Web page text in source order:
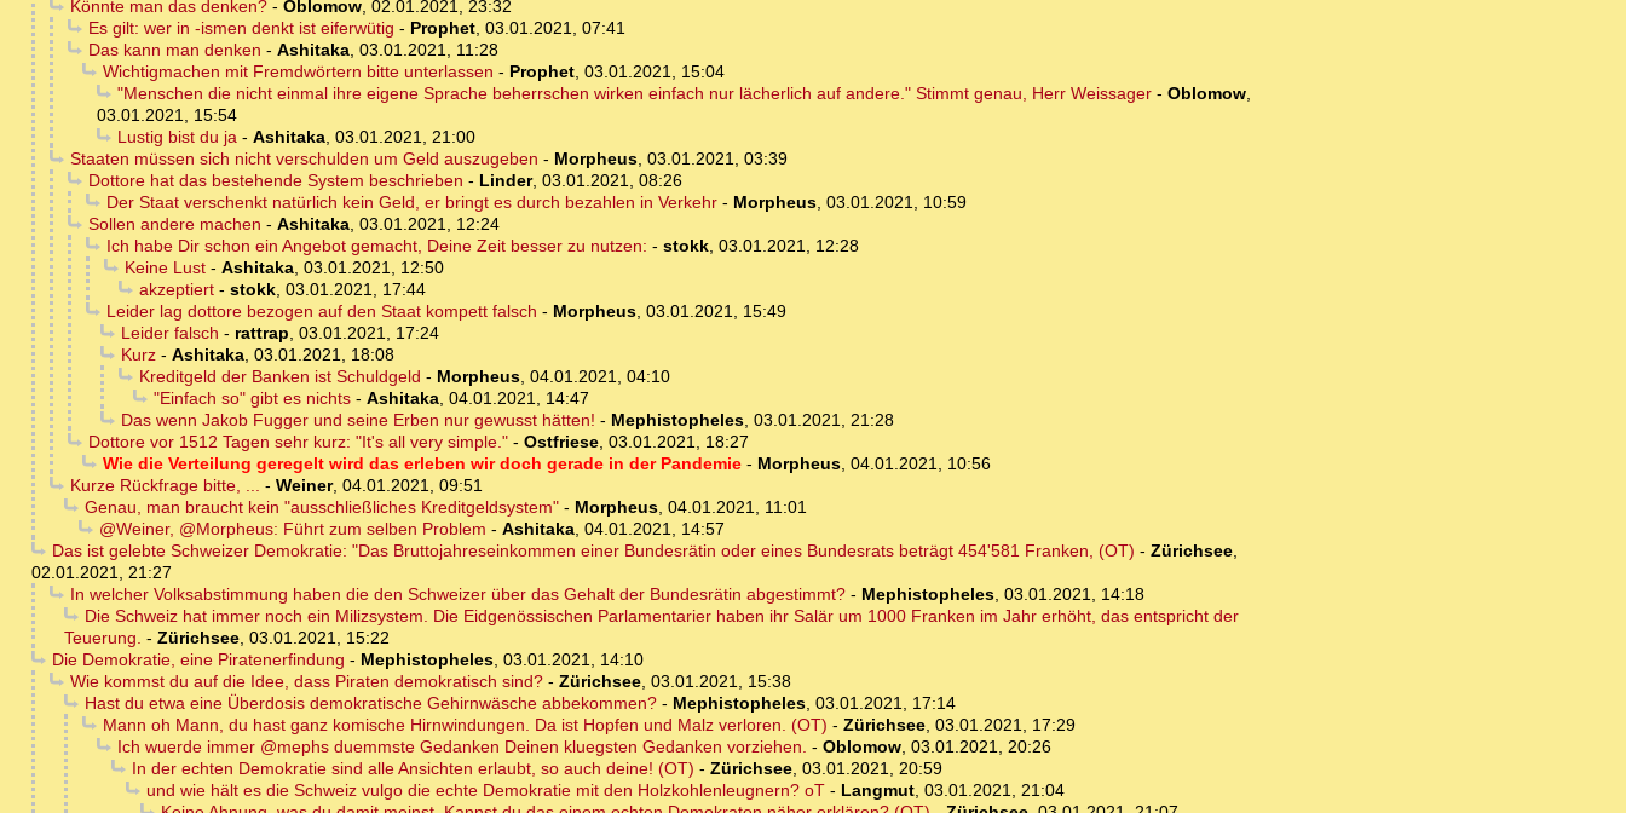
Könnte man das denken?- Oblomow, 02.01.2021, 23:32
Es gilt: wer in -ismen denkt ist eiferwütig - Prophet, 03.01.2021, 07:41
Das kann man denken - Ashitaka, 03.01.2021, 11:28
Wichtigmachen mit Fremdwörtern bitte unterlassen - Prophet, 03.01.2021, 15:04
"Menschen die nicht einmal ihre eigene Sprache beherrschen wirken einfach nur lächerlich auf andere." Stimmt genau, Herr Weissager- Oblomow,
03.01.2021, 15:54
Lustig bist du ja- Ashitaka, 03.01.2021, 21:00
Staaten müssen sich nicht verschulden um Geld auszugeben - Morpheus, 03.01.2021, 03:39
Dottore hat das bestehende System beschrieben - Linder, 03.01.2021, 08:26
Der Staat verschenkt natürlich kein Geld, er bringt es durch bezahlen in Verkehr- Morpheus, 03.01.2021, 10:59
Sollen andere machen - Ashitaka, 03.01.2021, 12:24
Ich habe Dir schon ein Angebot gemacht, Deine Zeit besser zu nutzen: - stokk, 03.01.2021, 12:28
Keine Lust- Ashitaka, 03.01.2021, 12:50
akzeptiert- stokk, 03.01.2021, 17:44
Leider lag dottore bezogen auf den Staat kompett falsch - Morpheus, 03.01.2021, 15:49
Leider falsch - rattrap, 03.01.2021, 17:24
Kurz- Ashitaka, 03.01.2021, 18:08
Kreditgeld der Banken ist Schuldgeld - Morpheus, 04.01.2021, 04:10
"Einfach so" gibt es nichts- Ashitaka, 04.01.2021, 14:47
Das wenn Jakob Fugger und seine Erben nur gewusst hätten! - Mephistopheles, 03.01.2021, 21:28
Dottore vor 1512 Tagen sehr kurz: "It's all very simple."- Ostfriese, 03.01.2021, 18:27
Wie die Verteilung geregelt wird das erleben wir doch gerade in der Pandemie- Morpheus, 04.01.2021, 10:56
Kurze Rückfrage bitte, ... - Weiner, 04.01.2021, 09:51
Genau, man braucht kein "ausschließliches Kreditgeldsystem"- Morpheus, 04.01.2021, 11:01
@Weiner, @Morpheus: Führt zum selben Problem - Ashitaka, 04.01.2021, 14:57
Das ist gelebte Schweizer Demokratie: "Das Bruttojahreseinkommen einer Bundesrätin oder eines Bundesrats beträgt 454'581 Franken, (OT) - Zürichsee,
02.01.2021, 21:27
In welcher Volksabstimmung haben die den Schweizer über das Gehalt der Bundesrätin abgestimmt?- Mephistopheles, 03.01.2021, 14:18
Die Schweiz hat immer noch ein Milizsystem. Die Eidgenössischen Parlamentarier haben ihr Salär um 1000 Franken im Jahr erhöht, das entspricht der
Teuerung. - Zürichsee, 03.01.2021, 15:22
Die Demokratie, eine Piratenerfindung - Mephistopheles, 03.01.2021, 14:10
Wie kommst du auf die Idee, dass Piraten demokratisch sind?- Zürichsee, 03.01.2021, 15:38
Hast du etwa eine Überdosis demokratische Gehirnwäsche abbekommen?- Mephistopheles, 03.01.2021, 17:14
Mann oh Mann, du hast ganz komische Hirnwindungen. Da ist Hopfen und Malz verloren. (OT) - Zürichsee, 03.01.2021, 17:29
Ich wuerde immer @mephs duemmste Gedanken Deinen kluegsten Gedanken vorziehen. - Oblomow, 03.01.2021, 20:26
In der echten Demokratie sind alle Ansichten erlaubt, so auch deine! (OT) - Zürichsee, 03.01.2021, 20:59
und wie hält es die Schweiz vulgo die echte Demokratie mit den Holzkohlenleugnern? oT- Langmut, 03.01.2021, 21:04